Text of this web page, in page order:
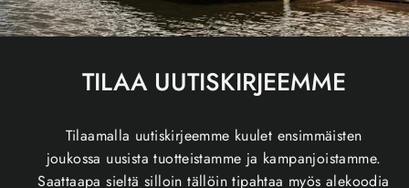
TILAA UUTISKIRJEEMME
Tilaamalla uutiskirjeemme kuulet ensimmäisten
joukossa uusista tuotteistamme ja kampanjoistamme.
Saattaapa sieltä silloin tällöin tipahtaa myös alekoodia